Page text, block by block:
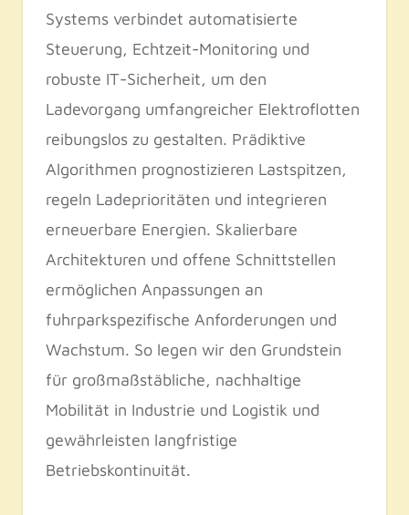
Systems verbindet automatisierte
Steuerung, Echtzeit-Monitoring und
robuste IT-Sicherheit, um den
Ladevorgang umfangreicher Elektroflotten
reibungslos zu gestalten. Prädiktive
Algorithmen prognostizieren Lastspitzen,
regeln Ladeprioritäten und integrieren
erneuerbare Energien. Skalierbare
Architekturen und offene Schnittstellen
ermöglichen Anpassungen an
fuhrparkspezifische Anforderungen und
Wachstum. So legen wir den Grundstein
für großmaßstäbliche, nachhaltige
Mobilität in Industrie und Logistik und
gewährleisten langfristige
Betriebskontinuität.